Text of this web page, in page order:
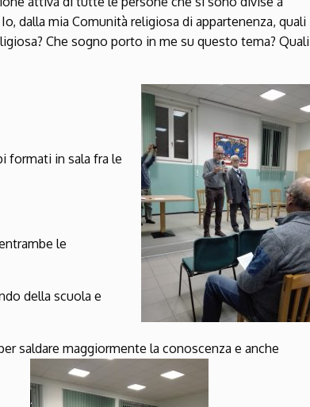
dalla mia Comunità religiosa di appartenenza, quali
Che sogno porto in me su questo tema? Quali
formati in sala fra le
le
della scuola e
saldare maggiormente la conoscenza e anche